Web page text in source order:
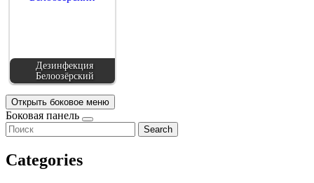
Дезинфекция
Белоозёрский
Открыть боковое меню
Боковая панель
Search
Categories